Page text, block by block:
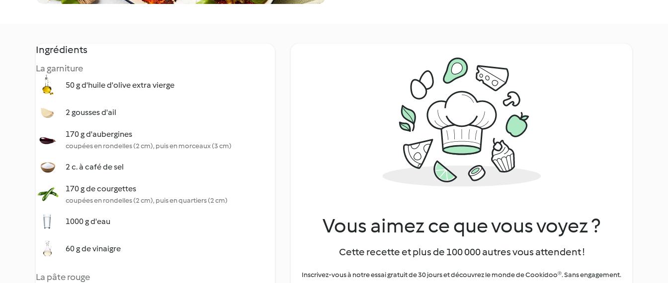
Ingrédients
La garniture
50 g d'huile d'olive extra vierge
2 gousses d'ail
170 g d'aubergines
coupées en rondelles (2 cm), puis en morceaux (3 cm)
2 c. à café de sel
170 g de courgettes
coupées en rondelles (2 cm), puis en quartiers (2 cm)
1000 g d'eau
60 g de vinaigre
La pâte rouge
Vous aimez ce que vous voyez ?
Cette recette et plus de 100 000 autres vous attendent !
Inscrivez-vous à notre essai gratuit de 30 jours et découvrez le monde de Cookidoo®. Sans engagement.